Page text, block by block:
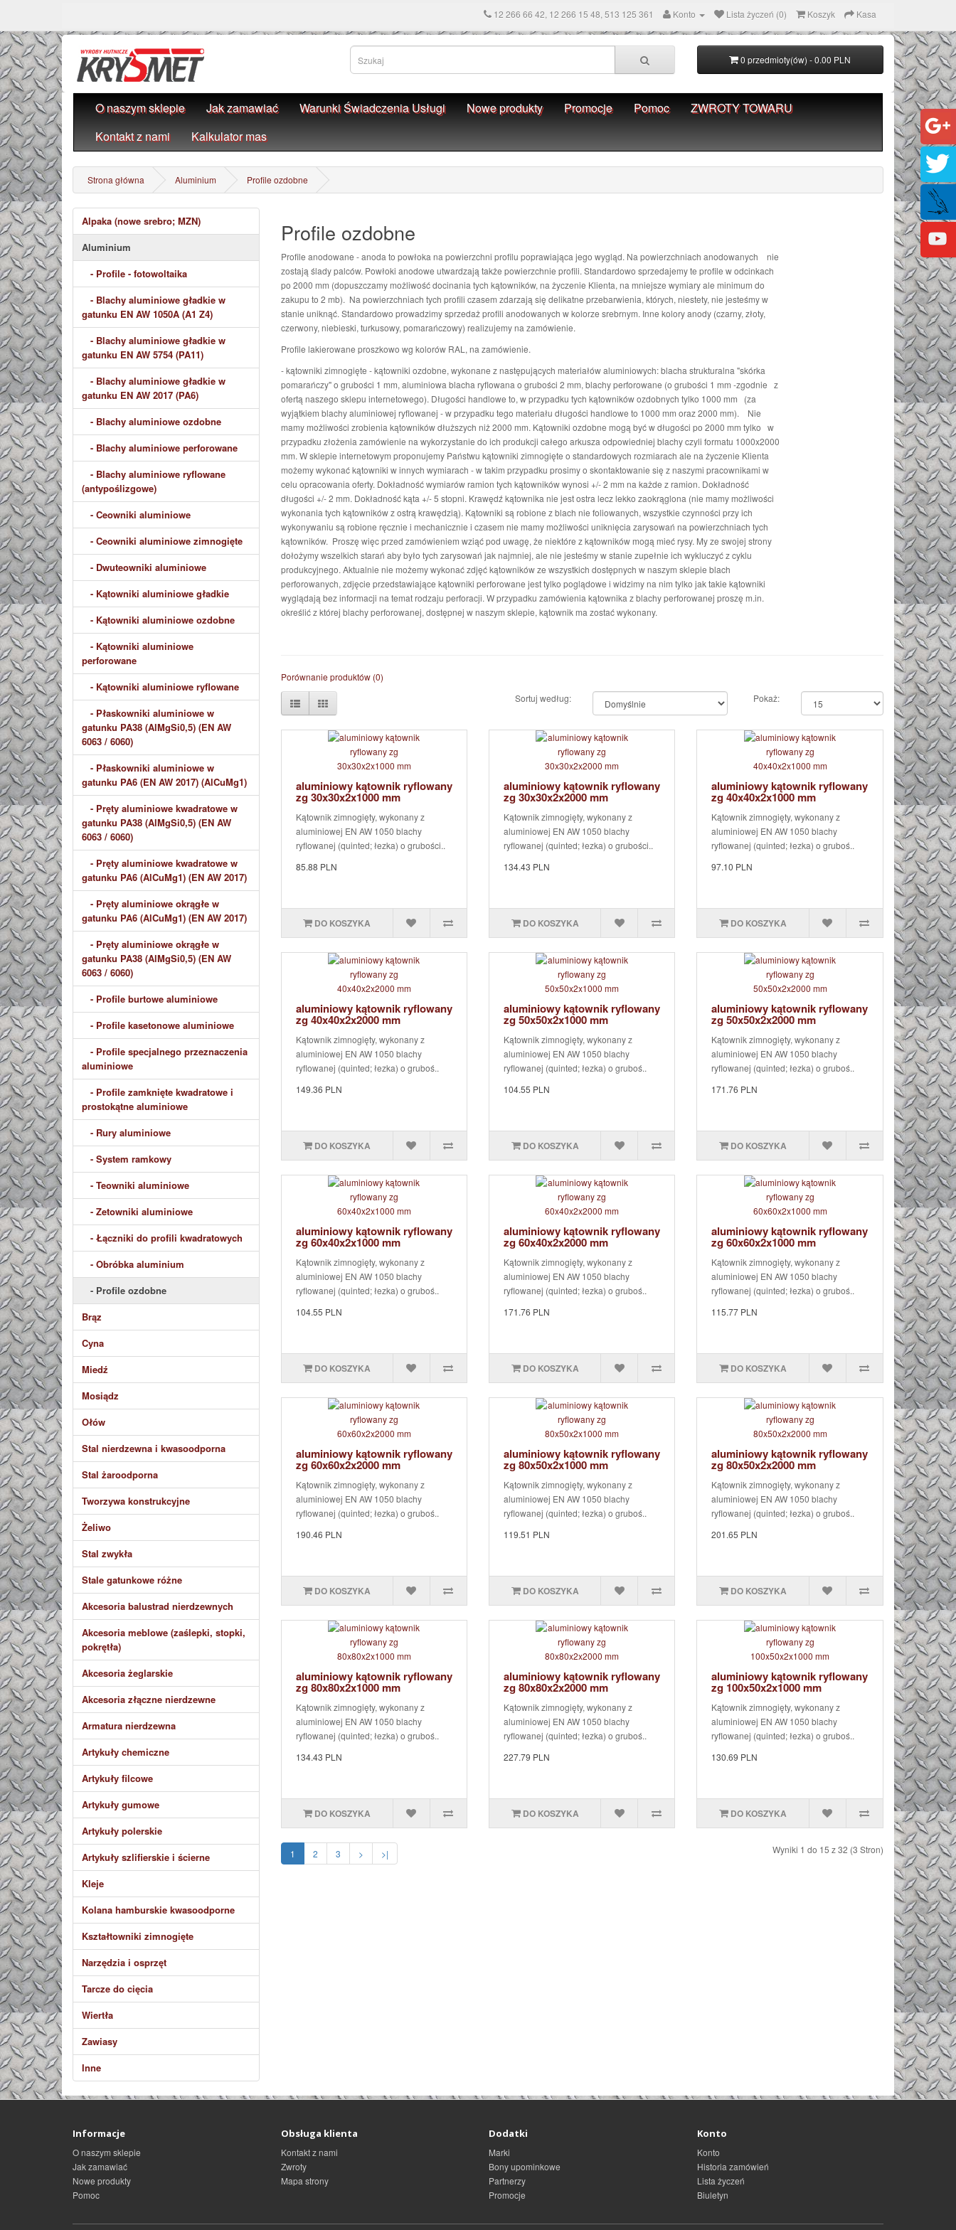
12 266 66 42, 12 266 15 48, 513 125 361 Konto Lista życzeń (0) Koszyk Kasa
0 przedmioty(ów) - 0.00 PLN
O naszym sklepie Jak zamawiać Warunki Świadczenia Usługi Nowe produkty Promocje Pomoc
ZWROTY TOWARU
Kontakt z nami
Kalkulator mas
Strona główna Aluminium Profile ozdobne
Alpaka (nowe srebro; MZN)
Aluminium
- Profile - fotowoltaika
- Blachy aluminiowe gładkie w
gatunku EN AW 1050A (A1 Z4)
- Blachy aluminiowe gładkie w
gatunku EN AW 5754 (PA11)
- Blachy aluminiowe gładkie w
gatunku EN AW 2017 (PA6)
- Blachy aluminiowe ozdobne
- Blachy aluminiowe perforowane
- Blachy aluminiowe ryflowane
(antypoślizgowe)
- Ceowniki aluminiowe
- Ceowniki aluminiowe zimnogięte
- Dwuteowniki aluminiowe
- Kątowniki aluminiowe gładkie
- Kątowniki aluminiowe ozdobne
- Kątowniki aluminiowe
perforowane
- Kątowniki aluminiowe ryflowane
- Płaskowniki aluminiowe w
gatunku PA38 (AlMgSi0,5) (EN AW
6063 / 6060)
- Płaskowniki aluminiowe w
gatunku PA6 (EN AW 2017) (AlCuMg1)
- Pręty aluminiowe kwadratowe w
gatunku PA38 (AlMgSi0,5) (EN AW
6063 / 6060)
- Pręty aluminiowe kwadratowe w
gatunku PA6 (AlCuMg1) (EN AW 2017)
- Pręty aluminiowe okrągłe w
gatunku PA6 (AlCuMg1) (EN AW 2017)
- Pręty aluminiowe okrągłe w
gatunku PA38 (AlMgSi0,5) (EN AW
6063 / 6060)
- Profile burtowe aluminiowe
- Profile kasetonowe aluminiowe
- Profile specjalnego przeznaczenia
aluminiowe
- Profile zamknięte kwadratowe i
prostokątne aluminiowe
- Rury aluminiowe
- System ramkowy
- Teowniki aluminiowe
- Zetowniki aluminiowe
- Łączniki do profili kwadratowych
- Obróbka aluminium
- Profile ozdobne
Brąz
Cyna
Miedź
Mosiądz
Ołów
Stal nierdzewna i kwasoodporna
Stal żaroodporna
Tworzywa konstrukcyjne
Żeliwo
Stal zwykła
Stale gatunkowe różne
Akcesoria balustrad nierdzewnych
Akcesoria meblowe (zaślepki, stopki,
pokrętła)
Akcesoria żeglarskie
Akcesoria złączne nierdzewne
Armatura nierdzewna
Artykuły chemiczne
Artykuły filcowe
Artykuły gumowe
Artykuły polerskie
Artykuły szlifierskie i ścierne
Kleje
Kolana hamburskie kwasoodporne
Kształtowniki zimnogięte
Narzędzia i osprzęt
Tarcze do cięcia
Wiertła
Zawiasy
Inne
Profile ozdobne
Profile anodowane - anoda to powłoka na powierzchni profilu poprawiająca jego wygląd. Na powierzchniach anodowanych nie
zostają ślady palców. Powłoki anodowe utwardzają także powierzchnie profili. Standardowo sprzedajemy te profile w odcinkach
po 2000 mm (dopuszczamy możliwość docinania tych kątowników, na życzenie Klienta, na mniejsze wymiary ale minimum do
zakupu to 2 mb). Na powierzchniach tych profili czasem zdarzają się delikatne przebarwienia, których, niestety, nie jesteśmy w
stanie uniknąć. Standardowo prowadzimy sprzedaż profili anodowanych w kolorze srebrnym. Inne kolory anody (czarny, złoty,
czerwony, niebieski, turkusowy, pomarańczowy) realizujemy na zamówienie.
Profile lakierowane proszkowo wg kolorów RAL, na zamówienie.
- kątowniki zimnogięte - kątowniki ozdobne, wykonane z następujących materiałów aluminiowych: blacha strukturalna "skórka
pomarańczy" o grubości 1 mm, aluminiowa blacha ryflowana o grubości 2 mm, blachy perforowane (o grubości 1 mm -zgodnie z
ofertą naszego sklepu internetowego). Długości handlowe to, w przypadku tych kątowników ozdobnych tylko 1000 mm (za
wyjątkiem blachy aluminiowej ryflowanej - w przypadku tego materiału długości handlowe to 1000 mm oraz 2000 mm). Nie
mamy możliwości zrobienia kątowników dłuższych niż 2000 mm. Kątowniki ozdobne mogą być w długości po 2000 mm tylko w
przypadku złożenia zamówienie na wykorzystanie do ich produkcji całego arkusza odpowiedniej blachy czyli formatu 1000x2000
mm. W sklepie internetowym proponujemy Państwu kątowniki zimnogięte o standardowych rozmiarach ale na życzenie Klienta
możemy wykonać kątowniki w innych wymiarach - w takim przypadku prosimy o skontaktowanie się z naszymi pracownikami w
celu opracowania oferty. Dokładność wymiarów ramion tych kątowników wynosi +/- 2 mm na każde z ramion. Dokładność
długości +/- 2 mm. Dokładność kąta +/- 5 stopni. Krawędź kątownika nie jest ostra lecz lekko zaokrąglona (nie mamy możliwości
wykonania tych kątowników z ostrą krawędzią). Kątowniki są robione z blach nie foliowanych, wszystkie czynności przy ich
wykonywaniu są robione ręcznie i mechanicznie i czasem nie mamy możliwości uniknięcia zarysowań na powierzchniach tych
kątowników. Proszę więc przed zamówieniem wziąć pod uwagę, że niektóre z kątowników mogą mieć rysy. My ze swojej strony
dołożymy wszelkich starań aby było tych zarysowań jak najmniej, ale nie jesteśmy w stanie zupełnie ich wykluczyć z cyklu
produkcyjnego. Aktualnie nie możemy wykonać zdjęć kątowników ze wszystkich dostępnych w naszym sklepie blach
perforowanych, zdjęcie przedstawiające kątowniki perforowane jest tylko poglądowe i widzimy na nim tylko jak takie kątowniki
wyglądają bez informacji na temat rodzaju perforacji. W przypadku zamówienia kątownika z blachy perforowanej proszę m.in.
określić z której blachy perforowanej, dostępnej w naszym sklepie, kątownik ma zostać wykonany.
Porównanie produktów (0)
Sortuj według:
Pokaż:
aluminiowy kątownik ryflowany
zg 30x30x2x1000 mm
Kątownik zimnogięty, wykonany z
aluminiowej EN AW 1050 blachy
ryflowanej (quinted; łezka) o grubości..
85.88 PLN
DO KOSZYKA
aluminiowy kątownik ryflowany
zg 30x30x2x2000 mm
Kątownik zimnogięty, wykonany z
aluminiowej EN AW 1050 blachy
ryflowanej (quinted; łezka) o grubości..
134.43 PLN
DO KOSZYKA
aluminiowy kątownik ryflowany
zg 40x40x2x1000 mm
Kątownik zimnogięty, wykonany z
aluminiowej EN AW 1050 blachy
ryflowanej (quinted; łezka) o gruboś..
97.10 PLN
DO KOSZYKA
aluminiowy kątownik ryflowany
zg 40x40x2x2000 mm
Kątownik zimnogięty, wykonany z
aluminiowej EN AW 1050 blachy
ryflowanej (quinted; łezka) o gruboś..
149.36 PLN
DO KOSZYKA
aluminiowy kątownik ryflowany
zg 50x50x2x1000 mm
Kątownik zimnogięty, wykonany z
aluminiowej EN AW 1050 blachy
ryflowanej (quinted; łezka) o gruboś..
104.55 PLN
DO KOSZYKA
aluminiowy kątownik ryflowany
zg 50x50x2x2000 mm
Kątownik zimnogięty, wykonany z
aluminiowej EN AW 1050 blachy
ryflowanej (quinted; łezka) o gruboś..
171.76 PLN
DO KOSZYKA
aluminiowy kątownik ryflowany
zg 60x40x2x1000 mm
Kątownik zimnogięty, wykonany z
aluminiowej EN AW 1050 blachy
ryflowanej (quinted; łezka) o gruboś..
104.55 PLN
DO KOSZYKA
aluminiowy kątownik ryflowany
zg 60x40x2x2000 mm
Kątownik zimnogięty, wykonany z
aluminiowej EN AW 1050 blachy
ryflowanej (quinted; łezka) o gruboś..
171.76 PLN
DO KOSZYKA
aluminiowy kątownik ryflowany
zg 60x60x2x1000 mm
Kątownik zimnogięty, wykonany z
aluminiowej EN AW 1050 blachy
ryflowanej (quinted; łezka) o gruboś..
115.77 PLN
DO KOSZYKA
aluminiowy kątownik ryflowany
zg 60x60x2x2000 mm
Kątownik zimnogięty, wykonany z
aluminiowej EN AW 1050 blachy
ryflowanej (quinted; łezka) o gruboś..
190.46 PLN
DO KOSZYKA
aluminiowy kątownik ryflowany
zg 80x50x2x1000 mm
Kątownik zimnogięty, wykonany z
aluminiowej EN AW 1050 blachy
ryflowanej (quinted; łezka) o gruboś..
119.51 PLN
DO KOSZYKA
aluminiowy kątownik ryflowany
zg 80x50x2x2000 mm
Kątownik zimnogięty, wykonany z
aluminiowej EN AW 1050 blachy
ryflowanej (quinted; łezka) o gruboś..
201.65 PLN
DO KOSZYKA
aluminiowy kątownik ryflowany
zg 80x80x2x1000 mm
Kątownik zimnogięty, wykonany z
aluminiowej EN AW 1050 blachy
ryflowanej (quinted; łezka) o gruboś..
134.43 PLN
DO KOSZYKA
aluminiowy kątownik ryflowany
zg 80x80x2x2000 mm
Kątownik zimnogięty, wykonany z
aluminiowej EN AW 1050 blachy
ryflowanej (quinted; łezka) o gruboś..
227.79 PLN
DO KOSZYKA
aluminiowy kątownik ryflowany
zg 100x50x2x1000 mm
Kątownik zimnogięty, wykonany z
aluminiowej EN AW 1050 blachy
ryflowanej (quinted; łezka) o gruboś..
130.69 PLN
DO KOSZYKA
1 2 3 > >| Wyniki 1 do 15 z 32 (3 Stron)
Informacje
O naszym sklepie
Jak zamawiać
Nowe produkty
Pomoc
Obsługa klienta
Kontakt z nami
Zwroty
Mapa strony
Dodatki
Marki
Bony upominkowe
Partnerzy
Promocje
Konto
Konto
Historia zamówień
Lista życzeń
Biuletyn